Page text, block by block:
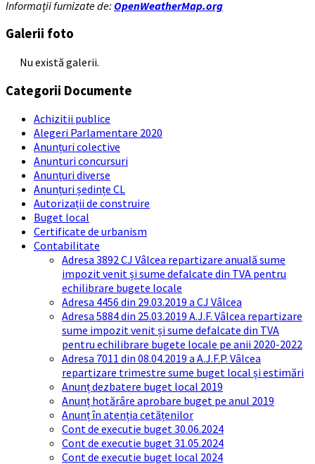
Informații furnizate de: OpenWeatherMap.org
Galerii foto
Nu există galerii.
Categorii Documente
Achizitii publice
Alegeri Parlamentare 2020
Anunțuri colective
Anunturi concursuri
Anunțuri diverse
Anunțuri ședințe CL
Autorizații de construire
Buget local
Certificate de urbanism
Contabilitate
Adresa 3892 CJ Vâlcea repartizare anuală sume
impozit venit și sume defalcate din TVA pentru
echilibrare bugete locale
Adresa 4456 din 29.03.2019 a CJ Vâlcea
Adresa 5884 din 25.03.2019 A.J.F. Vâlcea repartizare
sume impozit venit și sume defalcate din TVA
pentru echilibrare bugete locale pe anii 2020-2022
Adresa 7011 din 08.04.2019 a A.J.F.P. Vâlcea
repartizare trimestre sume buget local și estimări
Anunț dezbatere buget local 2019
Anunț hotărâre aprobare buget pe anul 2019
Anunț în atenția cetățenilor
Cont de executie buget 30.06.2024
Cont de executie buget 31.05.2024
Cont de executie buget local 2024